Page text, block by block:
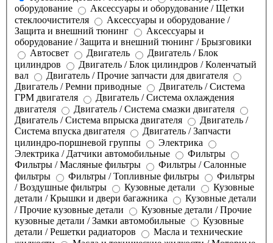
оборудование
Аксессуары и оборудование / Щетки
стеклоочистителя
Аксессуары и оборудование /
Защита и внешний тюнинг
Аксессуары и
оборудование / Защита и внешний тюнинг / Брызговики
Автосвет
Двигатель
Двигатель / Блок
цилиндров
Двигатель / Блок цилиндров / Коленчатый
вал
Двигатель / Прочие запчасти для двигателя
Двигатель / Ремни приводные
Двигатель / Система
ГРМ двигателя
Двигатель / Система охлаждения
двигателя
Двигатель / Система смазки двигателя
Двигатель / Система впрыска двигателя
Двигатель /
Система впуска двигателя
Двигатель / Запчасти
цилиндро-поршневой группы
Электрика
Электрика / Датчики автомобильные
Фильтры
Фильтры / Масляные фильтры
Фильтры / Салонные
фильтры
Фильтры / Топливные фильтры
Фильтры
/ Воздушные фильтры
Кузовные детали
Кузовные
детали / Крышки и двери багажника
Кузовные детали
/ Прочие кузовные детали
Кузовные детали / Прочие
кузовные детали / Замки автомобильные
Кузовные
детали / Решетки радиаторов
Масла и технические